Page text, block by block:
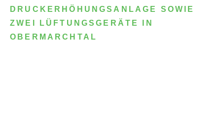
DRUCKERHÖHUNGSANLAGE SOWIE
ZWEI LÜFTUNGSGERÄTE IN
OBERMARCHTAL